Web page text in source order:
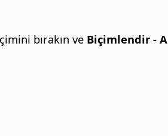
bırakın ve Biçimlendir -